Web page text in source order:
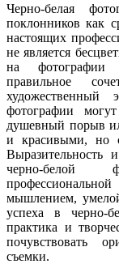
Черно-белая
поклонников как
настоящих
не является
на фотографии
правильное
художественный
фотографии
душевный порыв
и красивыми, но
Выразительность
черно-белой
мышлением,
успеха в черно-
практика и
почувствовать
съемки.